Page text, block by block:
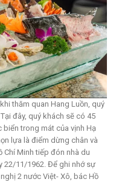
thăm quan Hang Luồn, quý
đây, quý khách sẽ có 45
trong mát của vịnh Hạ
lựa là điểm dừng chân và
Chí Minh tiếp đón nhà du
22/11/1962. Để ghi nhớ sự
2 nước Việt- Xô, bác Hồ